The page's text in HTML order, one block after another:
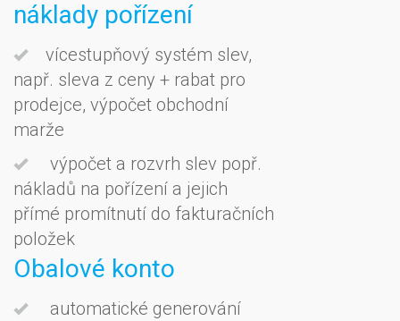
náklady pořízení
vícestupňový systém slev,
např. sleva z ceny + rabat pro
prodejce, výpočet obchodní
marže
výpočet a rozvrh slev popř.
nákladů na pořízení a jejich
přímé promítnutí do fakturačních
položek
Obalové konto
automatické generování